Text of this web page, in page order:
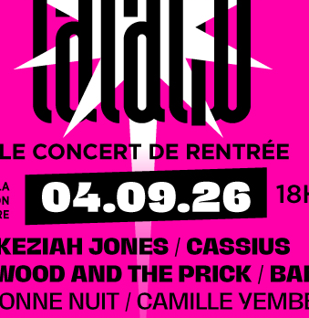
tentera de devenir pour la première fois
la consécration d’une ère incroyable pour la
Axel Julien et David Holston. Finale ce samedi
sur écran géant au Palais des Sports. 999
second tour c’est ce dimanche dans tous les